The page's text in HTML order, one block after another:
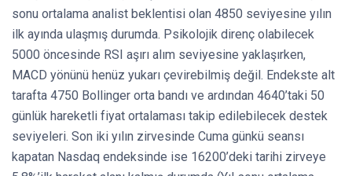
sonu ortalama analist beklentisi olan 4850 seviyesine yılın
ilk ayında ulaşmış durumda. Psikolojik direnç olabilecek
5000 öncesinde RSI aşırı alım seviyesine yaklaşırken,
MACD yönünü henüz yukarı çevirebilmiş değil. Endekste alt
tarafta 4750 Bollinger orta bandı ve ardından 4640’taki 50
günlük hareketli fiyat ortalaması takip edilebilecek destek
seviyeleri. Son iki yılın zirvesinde Cuma günkü seansı
kapatan Nasdaq endeksinde ise 16200’deki tarihi zirveye